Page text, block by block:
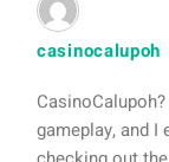
casinocalupoh
gameplay, and I